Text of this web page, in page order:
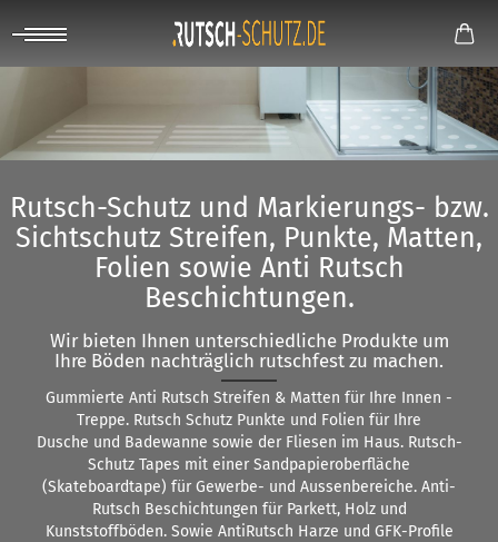
Rutsch-Schutz und Markierungs- bzw.
Sichtschutz Streifen, Punkte, Matten,
Folien sowie Anti Rutsch
Beschichtungen.
Wir bieten Ihnen unterschiedliche Produkte um
Ihre Böden nachträglich rutschfest zu machen.
Gummierte Anti Rutsch Streifen & Matten für Ihre Innen -
Treppe. Rutsch Schutz Punkte und Folien für Ihre
Dusche und Badewanne sowie der Fliesen im Haus. Rutsch-
Schutz Tapes mit einer Sandpapieroberfläche
(Skateboardtape) für Gewerbe- und Aussenbereiche. Anti-
Rutsch Beschichtungen für Parkett, Holz und
Kunststoffböden. Sowie AntiRutsch Harze und GFK-Profile